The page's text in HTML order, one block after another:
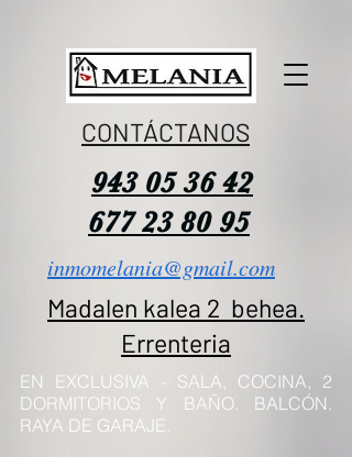
943 05 36 42
Madalen kalea 2 behea.
Errenteria
inmomelania@gmail.com
677 23 80 95
CONTÁCTANOS
EN EXCLUSIVA - SALA, COCINA, 2
DORMITORIOS Y BAÑO. BALCÓN.
RAYA DE GARAJE.